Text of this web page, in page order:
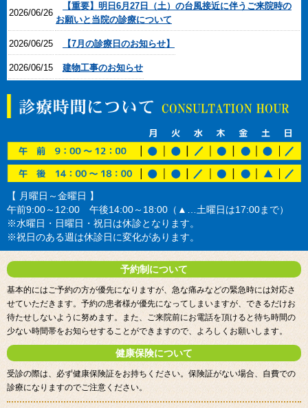
2026/06/26
【重要】明日6月27日（土）の台風接近に伴うご来院時の
お願いと当院の診療について
2026/06/25 【7月の診療日のお知らせ】
2026/06/15 建物工事のお知らせ
2026/06/05
【 月曜日～金曜日 】
午前9:00～12:00 午後14:00～18:00（▲…土曜日は17:00まで）
※水曜日・日曜日・祝日は休診となります。
※祝日のある週は休診日に変化があります。
予約制について
基本的にはご予約の方が優先になりますが、急な痛みなどの緊急時には対応さ
せていただきます。予約の患者様が優先になってしまいますが、できるだけお
待たせしないように努めます。また、ご来院前にお電話を頂けると待ち時間の
少ない時間帯をお知らせすることができますので、よろしくお願いします。
健康保険について
受診の際は、必ず健康保険証をお持ちください。保険証がない場合、自費での
診療になりますのでご注意ください。